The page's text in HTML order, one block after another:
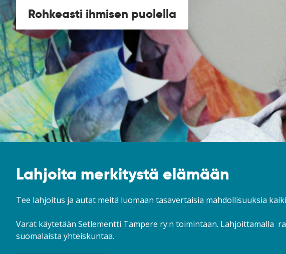
Rohkeasti ihmisen puolella
Lahjoita merkitystä elämään
Tee lahjoitus ja autat meitä luomaan tasavertaisia mahdollisuuksia
Varat käytetään Setlementti Tampere ry:n toimintaan. Lahjoittamalla
suomalaista yhteiskuntaa.